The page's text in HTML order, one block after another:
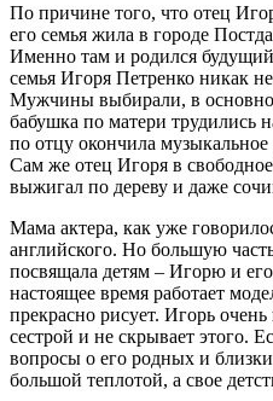
По причине того, что отец
его семья жила в городе
Именно там и родился
семья Игоря Петренко никак
Мужчины выбирали, в
бабушка по матери трудились
по отцу окончила
Сам же отец Игоря в
выжигал по дереву и даже
Мама актера, как уже
английского. Но большую
посвящала детям – Игорю и
настоящее время работает
прекрасно рисует. Игорь
сестрой и не скрывает этого.
вопросы о его родных и
большой теплотой, а свое